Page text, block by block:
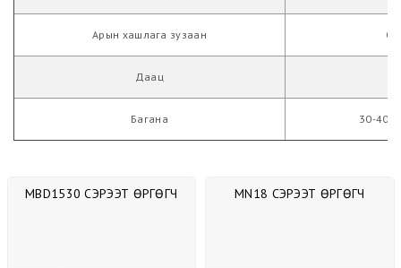
Арын хашлага зузаан
Даац
Багана 30-
MBD1530 СЭРЭЭТ ӨРГӨГЧ MN18 СЭРЭЭТ ӨРГӨГЧ